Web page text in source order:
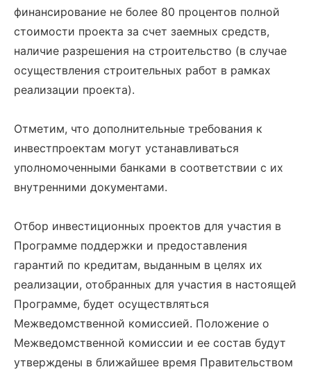
финансирование не более 80 процентов полной
стоимости проекта за счет заемных средств,
наличие разрешения на строительство (в случае
осуществления строительных работ в рамках
реализации проекта).
Отметим, что дополнительные требования к
инвестпроектам могут устанавливаться
уполномоченными банками в соответствии с их
внутренними документами.
Отбор инвестиционных проектов для участия в
Программе поддержки и предоставления
гарантий по кредитам, выданным в целях их
реализации, отобранных для участия в настоящей
Программе, будет осуществляться
Межведомственной комиссией. Положение о
Межведомственной комиссии и ее состав будут
утверждены в ближайшее время Правительством